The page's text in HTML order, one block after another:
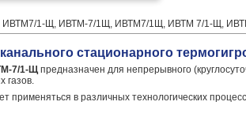
ИВТМ7/1-Щ, ИВТМ-7/1Щ, ИВТМ7/1Щ, ИВТМ 7/1-Щ,
стационарного
7/1-Щпредназначен для непрерывного
газов.
применяться в различных технологических